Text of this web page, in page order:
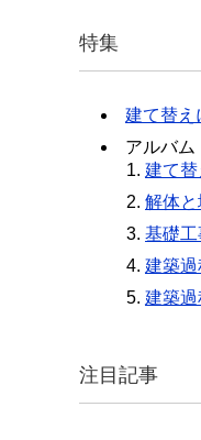
特集
建て替え
アルバム
建て
解体と
基礎工
建築過
建築過
注目記事